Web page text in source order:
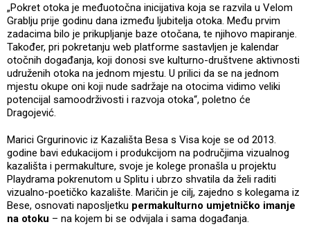
„Pokret otoka je međuotočna inicijativa koja se razvila u Velom
Grablju prije godinu dana između ljubitelja otoka. Među prvim
zadacima bilo je prikupljanje baze otočana, te njihovo mapiranje.
Također, pri pokretanju web platforme sastavljen je kalendar
otočnih događanja, koji donosi sve kulturno-društvene aktivnosti
udruženih otoka na jednom mjestu. U prilici da se na jednom
mjestu okupe oni koji nude sadržaje na otocima vidimo veliki
potencijal samoodrživosti i razvoja otoka“, poletno će
Dragojević.
Marici Grgurinovic iz Kazališta Besa s Visa koje se od 2013.
godine bavi edukacijom i produkcijom na područjima vizualnog
kazališta i permakulture, svoje je kolege pronašla u projektu
Playdrama pokrenutom u Splitu i ubrzo shvatila da želi raditi
vizualno-poetičko kazalište. Maričin je cilj, zajedno s kolegama iz
Bese, osnovati naposljetku permakulturno umjetničko imanje
na otoku – na kojem bi se odvijala i sama događanja.